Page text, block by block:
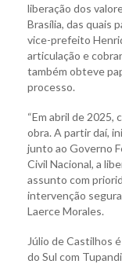
liberação dos
Brasília, das quais
vice-prefeito
articulação e
também obteve
processo.
“Em abril de
obra. A partir daí,
junto ao Governo
Civil Nacional, a
assunto com
intervenção
Laerce Morales.
Júlio de Castilhos
do Sul com